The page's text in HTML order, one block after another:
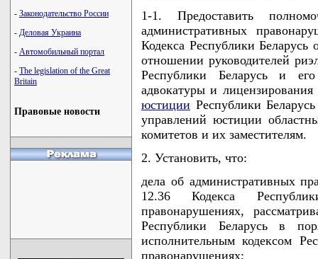
- Законодательство России
- Деловая Украина
- Автомобильный портал
- The legislation of the Great
Britain
Правовые новости
1-1. Предоставить
административных
Кодекса Республики
отношении руководителей
Республики Беларусь и его
адвокатуры и
юстиции Республики
управлений юстиции
комитетов и их заместителям.
2. Установить, что:
дела об административных
12.36 Кодекса
правонарушениях,
Республики Беларусь в
исполнительным кодексом
правонарушениях;